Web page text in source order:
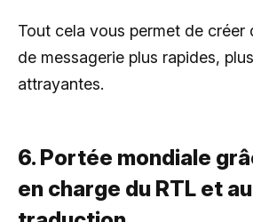
Tout cela vous permet de créer
de messagerie plus rapides,
attrayantes.
6. Portée mondiale
en charge du RTL et